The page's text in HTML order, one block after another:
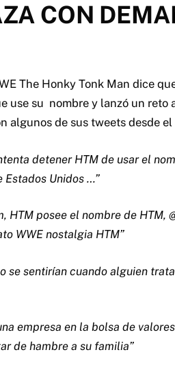
CON
The Honky Tonk Man dice
use su nombre y lanzó un reto
algunos de sus tweets desde
detener HTM ​​de usar el
Estados Unidos …”
posee el nombre de HTM,
WWE nostalgia HTM”
se sentirían cuando alguien
empresa en la bolsa de
de hambre a su familia”